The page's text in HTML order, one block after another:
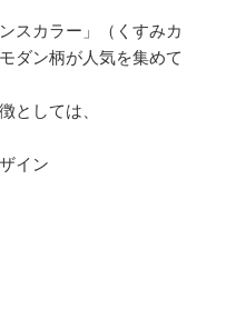
スカラー」（くすみカ
ダン柄が人気を集めて
としては、
イン